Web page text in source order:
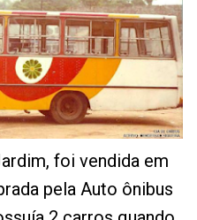
foi vendida em
pela Auto ônibus